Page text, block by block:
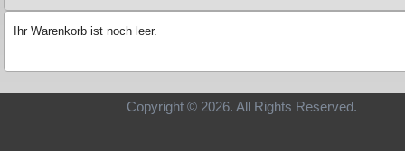
Ihr Warenkorb ist noch leer.
Copyright © 2026. All Rights